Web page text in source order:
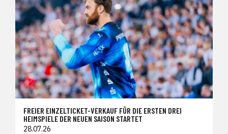
FREIER EINZELTICKET-VERKAUF FÜR DIE ERSTEN DREI
HEIMSPIELE DER NEUEN SAISON STARTET
28.07.26